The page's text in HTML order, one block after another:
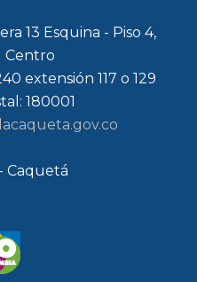
13 Esquina - Piso 4,
Centro
extensión 117 o 129
180001
Caquetá